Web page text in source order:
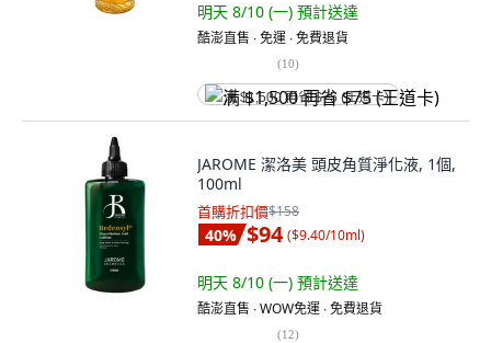
明天 8/10 (一) 預計送達
酷澎直售 ∙ 免運 ∙ 免費退貨
(10)
满 $1,500 再省 $75 (王道卡)
JAROME 潔洛美 頭皮角質淨化液, 1個,
100ml
首購折扣價$158
40% $94 ($9.40/10ml)
明天 8/10 (一) 預計送達
酷澎直售 ∙ WOW免運 ∙ 免費退貨
(12)